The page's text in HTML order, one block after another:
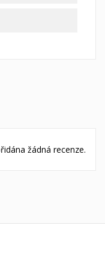
žádná recenze.